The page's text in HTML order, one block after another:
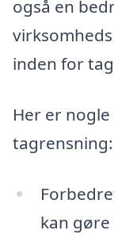
også en
inden for
Her er
tagrensning:
kan